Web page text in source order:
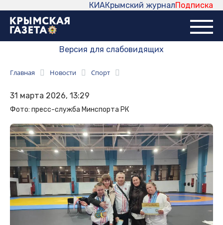
Подписка
Крымский журнал
КИА
Версия для слабовидящих
Главная Новости Спорт
31 марта 2026, 13:29
Фото: пресс-служба Минспорта РК